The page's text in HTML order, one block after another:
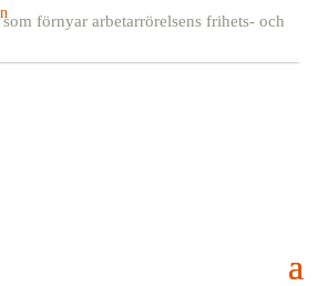
förnyar arbetarrörelsens frihets- och